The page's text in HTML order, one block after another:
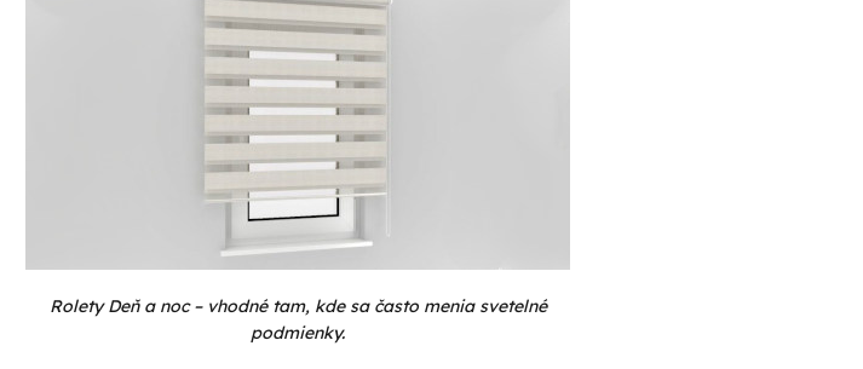
Rolety Deň a noc – vhodné tam, kde sa často menia svetelné
podmienky.